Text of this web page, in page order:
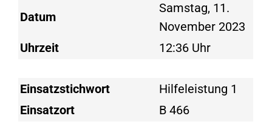
Datum
Samstag, 11.
November 2023
Uhrzeit
12:36 Uhr
Einsatzstichwort
Hilfeleistung 1
Einsatzort
B 466